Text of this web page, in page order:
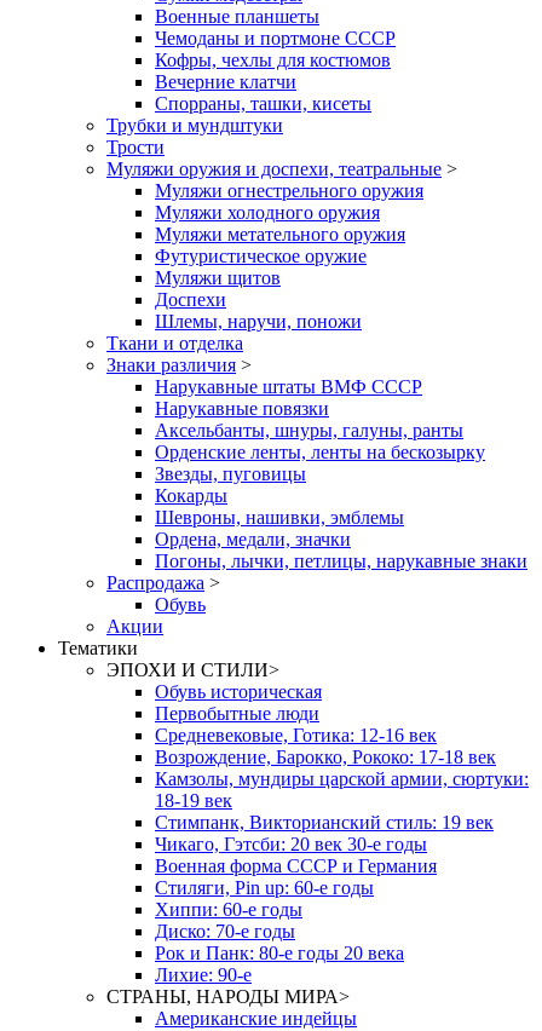
Военные планшеты
Чемоданы и портмоне СССР
Кофры, чехлы для костюмов
Вечерние клатчи
Спорраны, ташки, кисеты
Трубки и мундштуки
Трости
Муляжи оружия и доспехи, театральные >
Муляжи огнестрельного оружия
Муляжи холодного оружия
Муляжи метательного оружия
Футуристическое оружие
Муляжи щитов
Доспехи
Шлемы, наручи, поножи
Ткани и отделка
Знаки различия >
Нарукавные штаты ВМФ СССР
Нарукавные повязки
Аксельбанты, шнуры, галуны, ранты
Орденские ленты, ленты на бескозырку
Звезды, пуговицы
Кокарды
Шевроны, нашивки, эмблемы
Ордена, медали, значки
Погоны, лычки, петлицы, нарукавные знаки
Распродажа >
Обувь
Акции
Тематики
ЭПОХИ И СТИЛИ>
Обувь историческая
Первобытные люди
Средневековые, Готика: 12-16 век
Возрождение, Барокко, Рококо: 17-18 век
Камзолы, мундиры царской армии, сюртуки:
18-19 век
Стимпанк, Викторианский стиль: 19 век
Чикаго, Гэтсби: 20 век 30-е годы
Военная форма СССР и Германия
Стиляги, Pin up: 60-е годы
Хиппи: 60-е годы
Диско: 70-е годы
Рок и Панк: 80-е годы 20 века
Лихие: 90-е
СТРАНЫ, НАРОДЫ МИРА>
Американские индейцы